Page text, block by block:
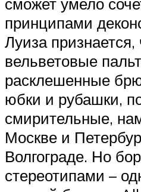
принципами
Луиза признается,
вельветовые
расклешенные
юбки и рубашки,
смирительные,
Москве и
Волгограде. Но
стереотипами –